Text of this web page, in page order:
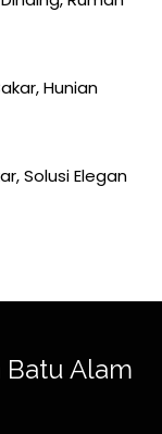
Hunian
Solusi Elegan
Batu Alam